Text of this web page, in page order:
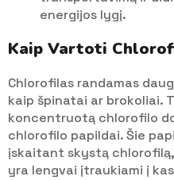
energijos lygį.
Kaip Vartoti
Chlorofilas randamas
kaip špinatai ar brokoliai.
koncentruotą chlorofilo
chlorofilo papildai. Šie
įskaitant skystą
yra lengvai įtraukiami į